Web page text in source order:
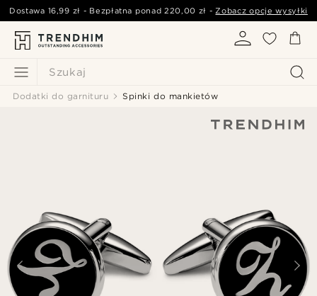
Szukaj
Dostawa 16,99 zł - Bezpłatna ponad220,00 zł -Zobacz opcje wysyłki
Dodatki do garnituru Spinki do mankietów